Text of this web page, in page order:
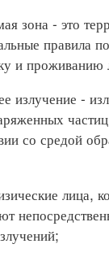
зона - это
правила
и проживанию
-
со средой
лица,